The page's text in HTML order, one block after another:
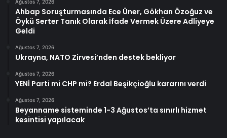
Ağustos 7, 2026
Ahbap Soruşturmasında Ece Üner, Gökhan Özoğuz ve
Öykü Serter Tanık Olarak İfade Vermek Üzere Adliyeye
Geldi
Ağustos 7, 2026
Ukrayna, NATO Zirvesi’nden destek bekliyor
Ağustos 7, 2026
YENİ Parti mi CHP mi? Erdal Beşikçioğlu kararını verdi
Ağustos 7, 2026
Beyanname sisteminde 1-3 Ağustos’ta sınırlı hizmet
kesintisi yapılacak